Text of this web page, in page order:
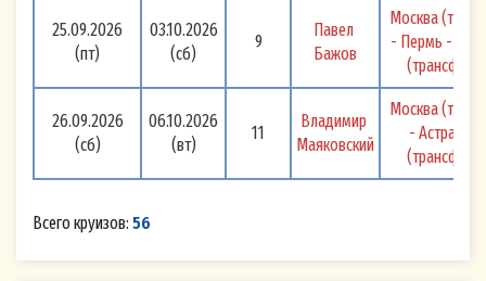
25.09.2026
(пт)
03.10.2026
(сб)
9
Павел
Бажов
Москва
- Пермь -
26.09.2026
(сб)
06.10.2026
(вт)
11
Владимир
Маяковский
Москва
-
Всего круизов: 56